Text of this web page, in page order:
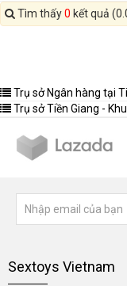
Tìm thấy0 kết quả
Trụ sở Ngân hàng tại
Trụ sở Tiền Giang -
Sextoys Vietnam